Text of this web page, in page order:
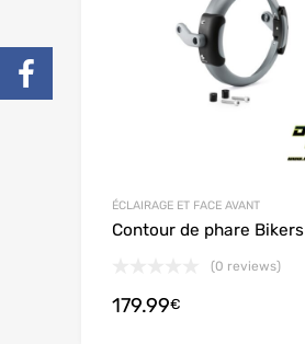
ÉCLAIRAGE ET FACE AVANT
Contour de phare Bikers
(0 reviews)
179.99€